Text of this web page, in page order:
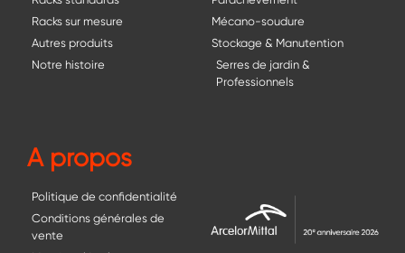
Racks sur mesure
Autres produits
Notre histoire
Mécano-soudure
Stockage & Manutention
Serres de jardin &
Professionnels
A propos
Politique de confidentialité
Conditions générales de
vente